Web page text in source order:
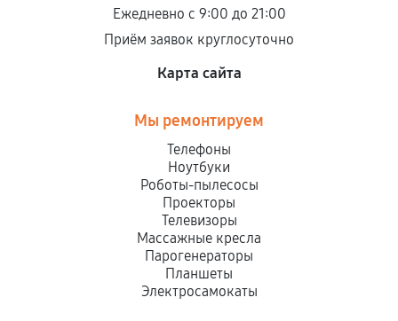
Ежедневно с 9:00 до 21:00
Приём заявок круглосуточно
Карта сайта
Мы ремонтируем
Телефоны
Ноутбуки
Роботы-пылесосы
Проекторы
Телевизоры
Массажные кресла
Парогенераторы
Планшеты
Электросамокаты